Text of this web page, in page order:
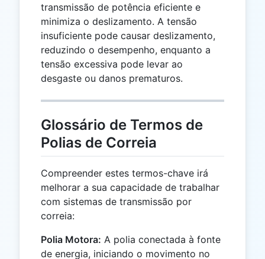
transmissão de potência eficiente e
minimiza o deslizamento. A tensão
insuficiente pode causar deslizamento,
reduzindo o desempenho, enquanto a
tensão excessiva pode levar ao
desgaste ou danos prematuros.
Glossário de Termos de
Polias de Correia
Compreender estes termos-chave irá
melhorar a sua capacidade de trabalhar
com sistemas de transmissão por
correia:
Polia Motora: A polia conectada à fonte
de energia, iniciando o movimento no